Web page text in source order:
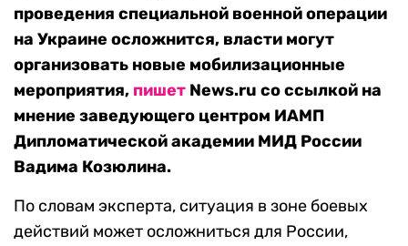
проведения специальной военной операции
на Украине осложнится, власти могут
организовать новые мобилизационные
мероприятия, пишет News.ru со ссылкой на
мнение заведующего центром ИАМП
Дипломатической академии МИД России
Вадима Козюлина.
По словам эксперта, ситуация в зоне боевых
действий может осложниться для России,